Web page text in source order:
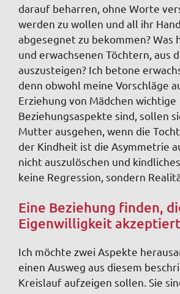
darauf beharren, ohne Worte
werden zu wollen und all ihr
abgesegnet zu bekommen?
und erwachsenen Töchtern, aus
auszusteigen? Ich betone
denn obwohl meine Vorschläge
Erziehung von Mädchen wichtige
Beziehungsaspekte sind, sollen
Mutter ausgehen, wenn die
der Kindheit ist die Asymmetrie
nicht auszulöschen und
keine Regression, sondern
Eine Beziehung finden,
Eigenwilligkeit akzeptiert
Ich möchte zwei Aspekte
einen Ausweg aus diesem
Kreislauf aufzeigen sollen. Sie